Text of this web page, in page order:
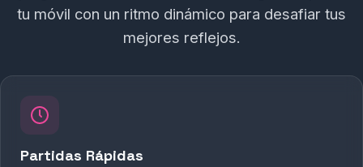
tu móvil con un ritmo dinámico para desafiar tus
mejores reflejos.
Partidas Rápidas